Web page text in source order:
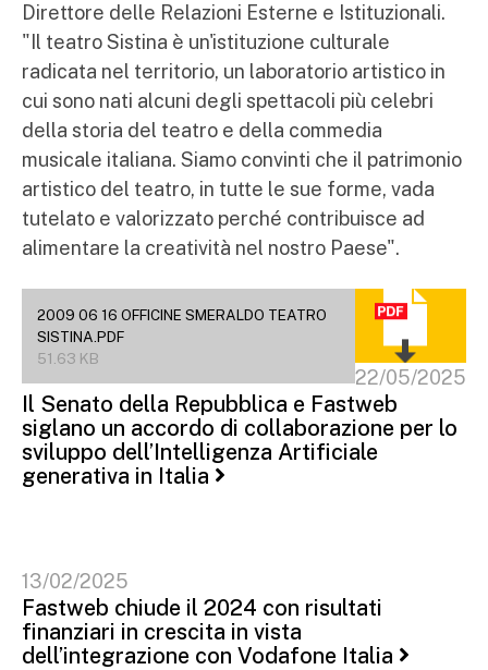
Direttore delle Relazioni Esterne e Istituzionali.
"Il teatro Sistina è un'istituzione culturale
radicata nel territorio, un laboratorio artistico in
cui sono nati alcuni degli spettacoli più celebri
della storia del teatro e della commedia
musicale italiana. Siamo convinti che il patrimonio
artistico del teatro, in tutte le sue forme, vada
tutelato e valorizzato perché contribuisce ad
alimentare la creatività nel nostro Paese".
2009 06 16 OFFICINE SMERALDO TEATRO
SISTINA.PDF
51.63 KB
22/05/2025
Il Senato della Repubblica e Fastweb
siglano un accordo di collaborazione per lo
sviluppo dell’Intelligenza Artificiale
generativa in Italia
13/02/2025
Fastweb chiude il 2024 con risultati
finanziari in crescita in vista
dell’integrazione con Vodafone Italia